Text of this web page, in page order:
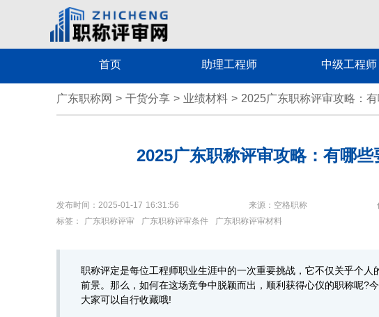
首页 助理工程师 中级工程师
广东职称网 > 干货分享 > 业绩材料 > 2025广东职称评审攻略：
2025广东职称评审攻略：有哪
发布时间：2025-01-17 16:31:56 来源：空格职称
标签：
广东职称评审 广东职称评审条件 广东职称评审材料
职称评定是每位工程师职业生涯中的一次重要挑战，它不仅关乎个
前景。那么，如何在这场竞争中脱颖而出，顺利获得心仪的职称呢?
大家可以自行收藏哦!